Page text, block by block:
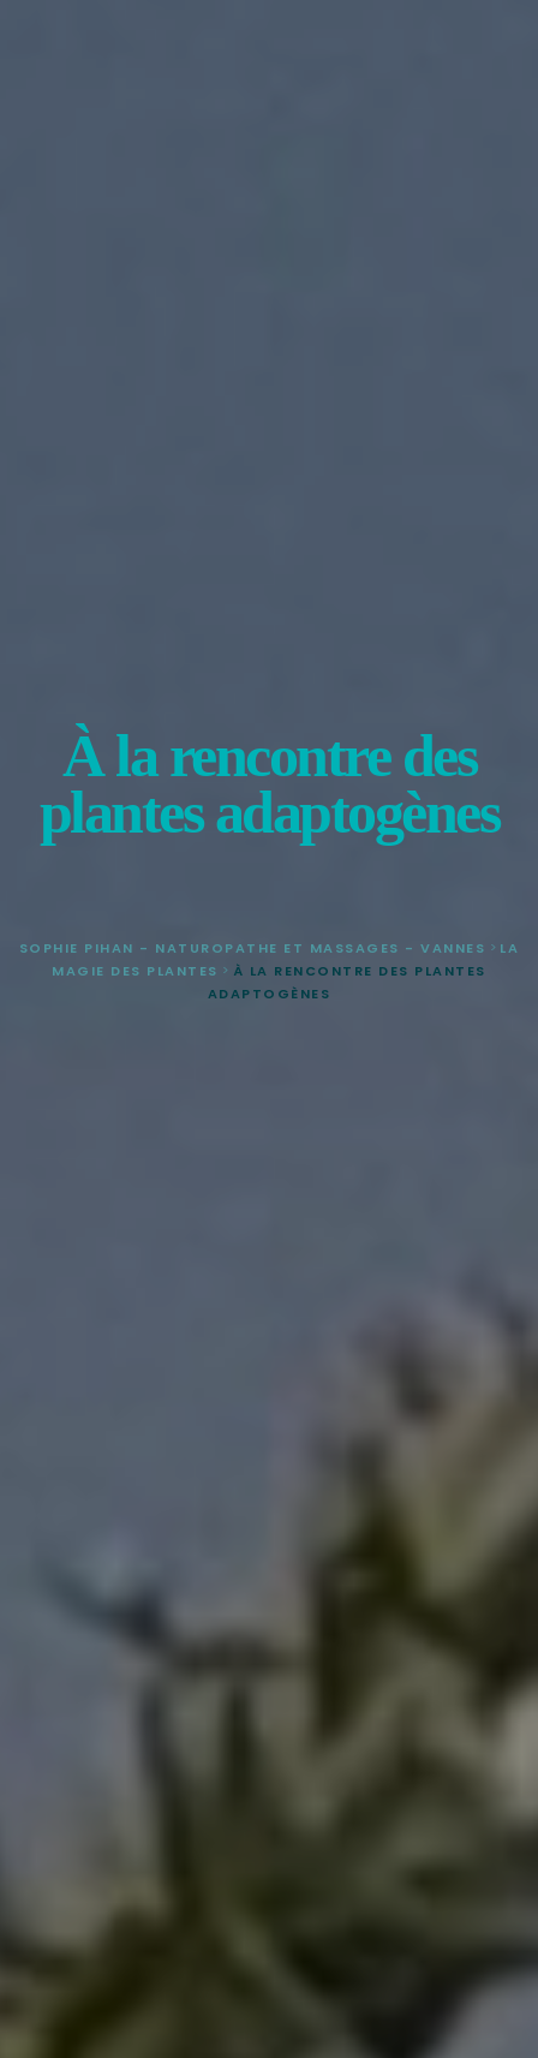
À la rencontre des
plantes adaptogènes
SOPHIE PIHAN - NATUROPATHE ET MASSAGES - VANNES > LA
MAGIE DES PLANTES > À LA RENCONTRE DES PLANTES
ADAPTOGÈNES